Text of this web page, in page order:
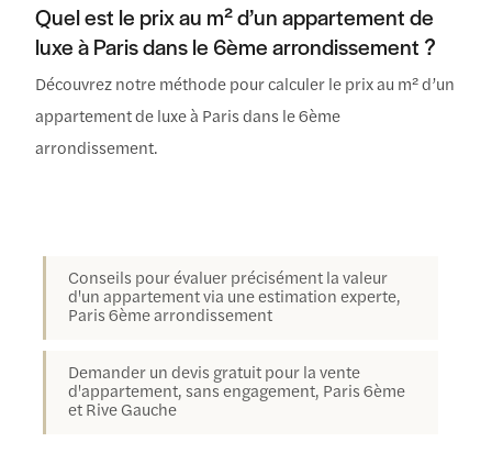
Quel est le prix au m² d’un appartement de
luxe à Paris dans le 6ème arrondissement ?
Découvrez notre méthode pour calculer le prix au m² d’un
appartement de luxe à Paris dans le 6ème
arrondissement.
Conseils pour évaluer précisément la valeur
d'un appartement via une estimation experte,
Paris 6ème arrondissement
Demander un devis gratuit pour la vente
d'appartement, sans engagement, Paris 6ème
et Rive Gauche